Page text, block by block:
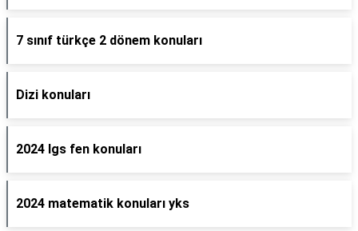
7 sınıf türkçe 2 dönem konuları
Dizi konuları
2024 lgs fen konuları
2024 matematik konuları yks